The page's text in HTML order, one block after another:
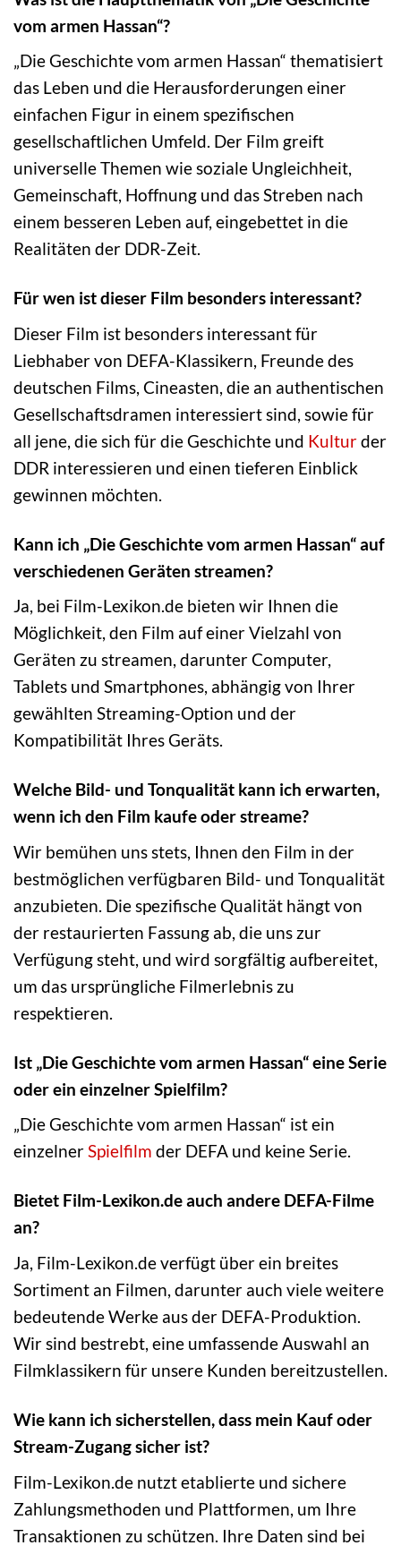
vom armen Hassan“?
„Die Geschichte vom armen Hassan“ thematisiert
das Leben und die Herausforderungen einer
einfachen Figur in einem spezifischen
gesellschaftlichen Umfeld. Der Film greift
universelle Themen wie soziale Ungleichheit,
Gemeinschaft, Hoffnung und das Streben nach
einem besseren Leben auf, eingebettet in die
Realitäten der DDR-Zeit.
Für wen ist dieser Film besonders interessant?
Dieser Film ist besonders interessant für
Liebhaber von DEFA-Klassikern, Freunde des
deutschen Films, Cineasten, die an authentischen
Gesellschaftsdramen interessiert sind, sowie für
all jene, die sich für die Geschichte und Kulturder
DDR interessieren und einen tieferen Einblick
gewinnen möchten.
Kann ich „Die Geschichte vom armen Hassan“ auf
verschiedenen Geräten streamen?
Ja, bei Film-Lexikon.de bieten wir Ihnen die
Möglichkeit, den Film auf einer Vielzahl von
Geräten zu streamen, darunter Computer,
Tablets und Smartphones, abhängig von Ihrer
gewählten Streaming-Option und der
Kompatibilität Ihres Geräts.
Welche Bild- und Tonqualität kann ich erwarten,
wenn ich den Film kaufe oder streame?
Wir bemühen uns stets, Ihnen den Film in der
bestmöglichen verfügbaren Bild- und Tonqualität
anzubieten. Die spezifische Qualität hängt von
der restaurierten Fassung ab, die uns zur
Verfügung steht, und wird sorgfältig aufbereitet,
um das ursprüngliche Filmerlebnis zu
respektieren.
Ist „Die Geschichte vom armen Hassan“ eine Serie
oder ein einzelner Spielfilm?
„Die Geschichte vom armen Hassan“ ist ein
einzelnerSpielfilm der DEFA und keine Serie.
Bietet Film-Lexikon.de auch andere DEFA-Filme
an?
Ja, Film-Lexikon.de verfügt über ein breites
Sortiment an Filmen, darunter auch viele weitere
bedeutende Werke aus der DEFA-Produktion.
Wir sind bestrebt, eine umfassende Auswahl an
Filmklassikern für unsere Kunden bereitzustellen.
Wie kann ich sicherstellen, dass mein Kauf oder
Stream-Zugang sicher ist?
Film-Lexikon.de nutzt etablierte und sichere
Zahlungsmethoden und Plattformen, um Ihre
Transaktionen zu schützen. Ihre Daten sind bei